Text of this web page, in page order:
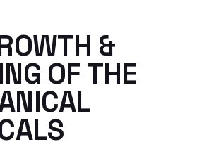
&
OF THE